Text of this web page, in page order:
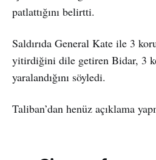
patlattığını belirtti.
Saldırıda General Kate ile 3
yitirdiğini dile getiren Bidar, 3
yaralandığını söyledi.
Taliban’dan henüz açıklama